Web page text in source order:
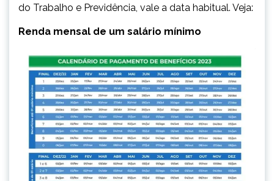
do Trabalho e Previdência, vale a data habitual. Veja:
Renda mensal de um salário mínimo